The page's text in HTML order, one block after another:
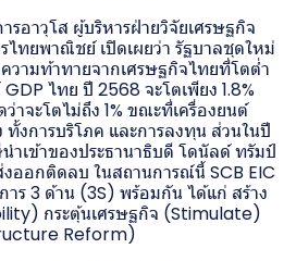
รอาวุโส ผู้บริหารฝ่ายวิจัยเศรษฐกิจ
ไทยพาณิชย์ เปิดเผยว่า รัฐบาลชุดใหม่
วามท้าทายจากเศรษฐกิจไทยที่โตต่ำ
ไทย ปี 2568 จะโตเพียง 1.8%
าจะโตไม่ถึง 1% ขณะที่เครื่องยนต์
งการบริโภค และการลงทุน ส่วนในปี
เข้าของประธานาธิบดี โดนัลด์ ทรัมป์
ออกติดลบ ในสถานการณ์นี้ SCB EIC
าร 3 ด้าน (3S) พร้อมกัน ได้แก่ สร้าง
กระตุ้นเศรษฐกิจ (Stimulate)
Reform)